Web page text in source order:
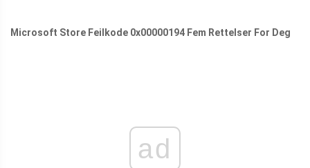
Microsoft Store Feilkode 0x00000194 Fem Rettelser For Deg
ad